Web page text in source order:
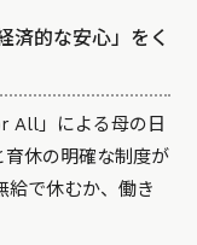
済的な安心」をく
All」による母の日
育休の明確な制度が
給で休むか、働き